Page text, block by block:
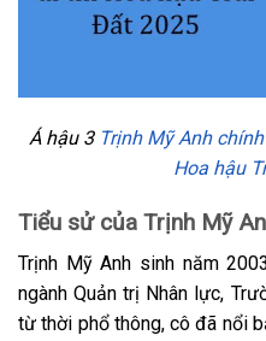
Á hậu 3 Trịnh Mỹ Anh
Hoa hậu
Tiểu sử của Trịnh Mỹ
Trịnh Mỹ Anh sinh năm
ngành Quản trị Nhân lực,
từ thời phổ thông, cô đã nổi